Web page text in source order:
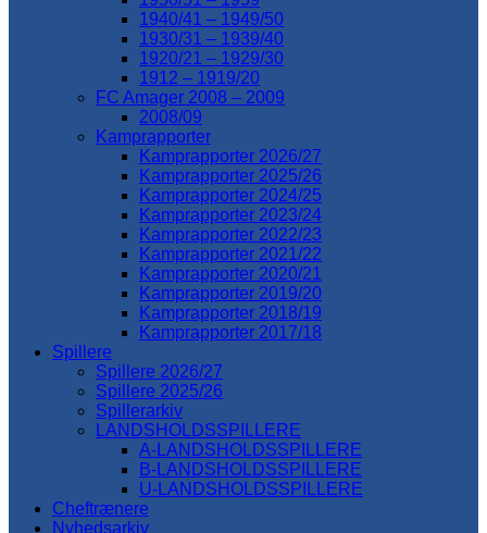
1940/41 – 1949/50
1930/31 – 1939/40
1920/21 – 1929/30
1912 – 1919/20
FC Amager 2008 – 2009
2008/09
Kamprapporter
Kamprapporter 2026/27
Kamprapporter 2025/26
Kamprapporter 2024/25
Kamprapporter 2023/24
Kamprapporter 2022/23
Kamprapporter 2021/22
Kamprapporter 2020/21
Kamprapporter 2019/20
Kamprapporter 2018/19
Kamprapporter 2017/18
Spillere
Spillere 2026/27
Spillere 2025/26
Spillerarkiv
LANDSHOLDSSPILLERE
A-LANDSHOLDSSPILLERE
B-LANDSHOLDSSPILLERE
U-LANDSHOLDSSPILLERE
Cheftrænere
Nyhedsarkiv